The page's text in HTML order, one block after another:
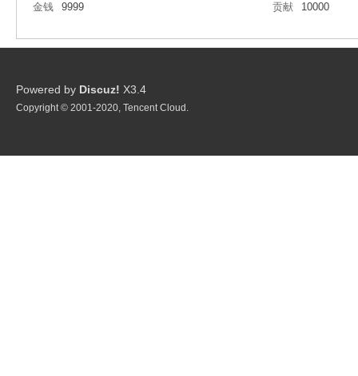
金钱
9999 贡献 10000
Powered by Discuz! X3.4
Copyright © 2001-2020, Tencent Cloud.